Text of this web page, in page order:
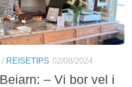
/ REISETIPS 02/08/2024
– Vi bor vel i